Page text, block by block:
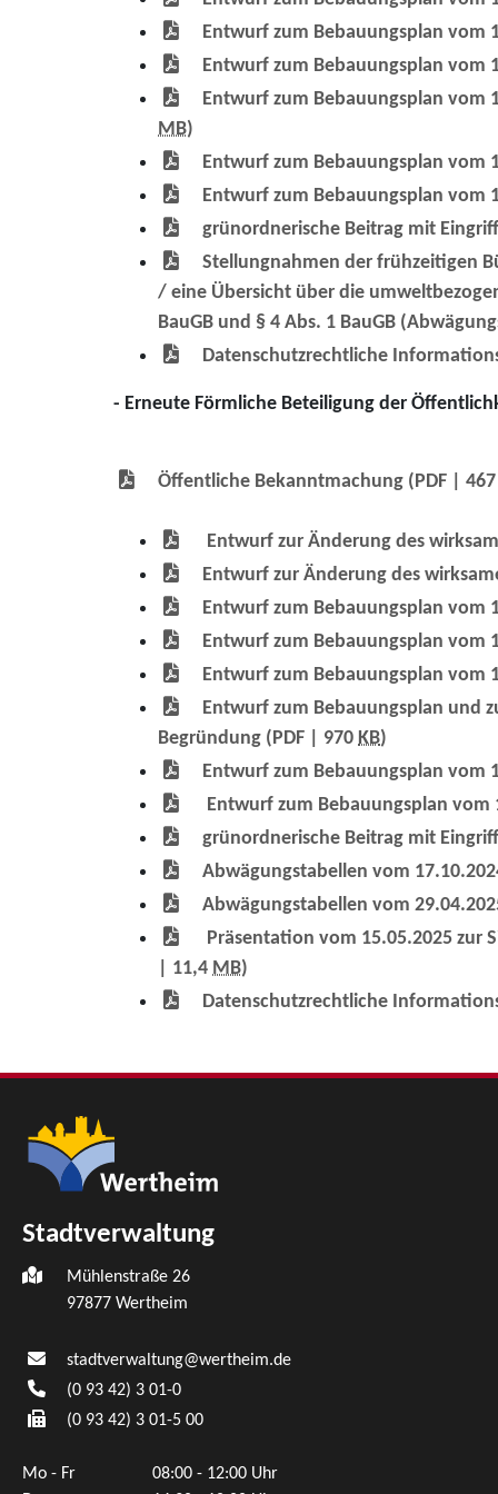
Entwurf zum Bebauungsplan vom
Entwurf zum Bebauungsplan vom
Entwurf zum Bebauungsplan vom
MB)
Entwurf zum Bebauungsplan vom
Entwurf zum Bebauungsplan vom
grünordnerische Beitrag mit
Stellungnahmen der frühzeitigen
/ eine Übersicht über die
BauGB und § 4 Abs. 1 BauGB
Datenschutzrechtliche
- Erneute Förmliche Beteiligung der
Öffentliche Bekanntmachung (PDF |
Entwurf zur Änderung des
Entwurf zur Änderung des
Entwurf zum Bebauungsplan vom
Entwurf zum Bebauungsplan vom
Entwurf zum Bebauungsplan vom
Entwurf zum Bebauungsplan und
Begründung (PDF | 970 KB)
Entwurf zum Bebauungsplan vom
Entwurf zum Bebauungsplan vom
grünordnerische Beitrag mit
Abwägungstabellen vom
Abwägungstabellen vom
Präsentation vom 15.05.2025 zur
| 11,4 MB)
Datenschutzrechtliche
Stadtverwaltung
Mühlenstraße 26
97877 Wertheim
stadtverwaltung@wertheim.de
(0 93 42) 3 01-0
(0 93 42) 3 01-5 00
Mo - Fr
08:00 - 12:00 Uhr